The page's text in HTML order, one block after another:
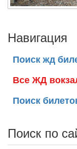
Навигация
Поиск жд
Все ЖД
Поиск
Поиск по